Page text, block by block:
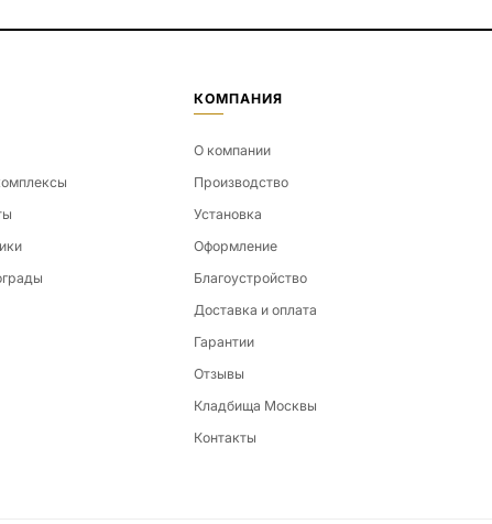
КОМПАНИЯ
О компании
Производство
Установка
Оформление
Благоустройство
Доставка и оплата
Гарантии
Отзывы
Кладбища Москвы
Контакты